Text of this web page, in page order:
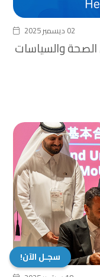
سجـل الآن!
02 ديسمبر 2025
والسياسات